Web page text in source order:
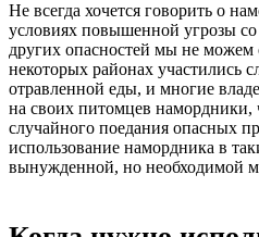
Не всегда хочется говорить о
условиях повышенной угрозы
других опасностей мы не можем
некоторых районах участились
отравленной еды, и многие
на своих питомцев намордники,
случайного поедания опасных
использование намордника в
вынужденной, но необходимой